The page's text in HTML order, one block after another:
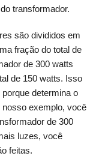
transformador.
são divididos em
fração do total de
de 300 watts
de 150 watts. Isso
determina o
nosso exemplo, você
de 300
luzes, você
feitas.